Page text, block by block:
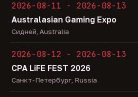
2026-08-11 - 2026-08-13
Australasian Gaming Expo
Сидней, Australia
2026-08-12 - 2026-08-13
CPA LiFE FEST 2026
Санкт-Петербург, Russia